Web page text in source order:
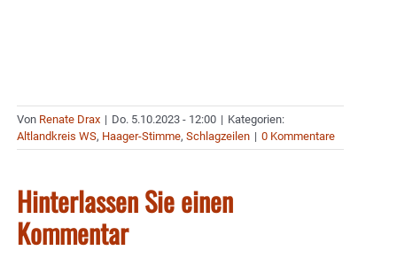
Von Renate Drax | Do. 5.10.2023 - 12:00 | Kategorien:
Altlandkreis WS, Haager-Stimme, Schlagzeilen | 0 Kommentare
Hinterlassen Sie einen
Kommentar